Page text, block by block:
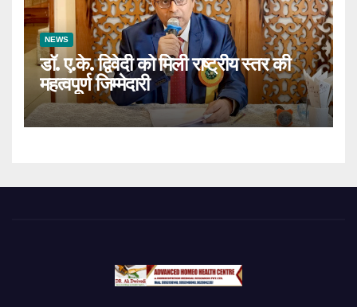
NEWS
डॉ. ए.के. द्विवेदी को मिली राष्ट्रीय स्तर की
महत्वपूर्ण जिम्मेदारी